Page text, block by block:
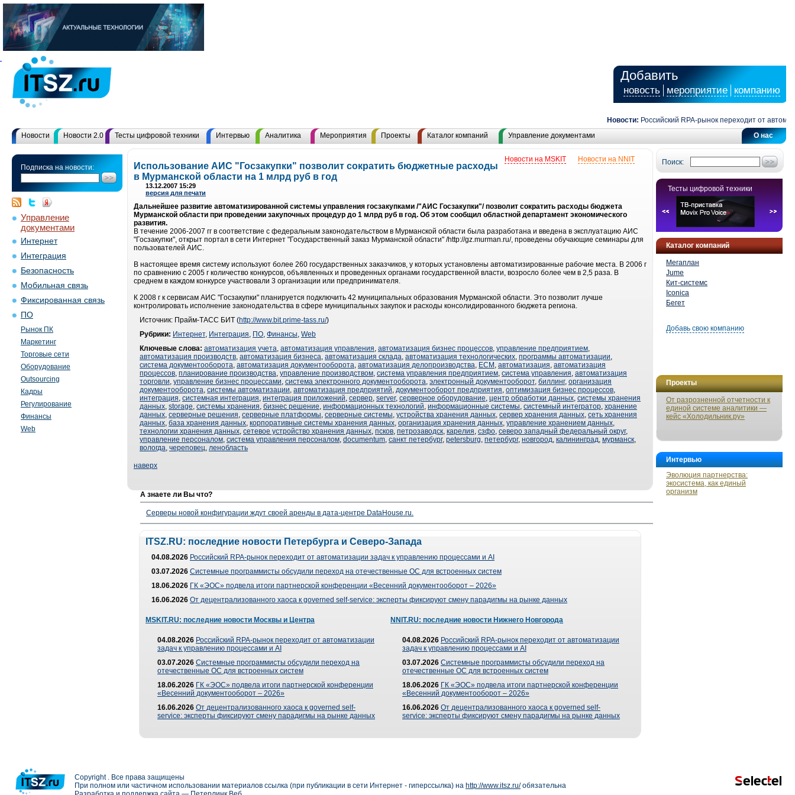
Добавить
новость мероприятие компанию
Новости: Российский RPA-рынок переходит от
О нас
Новости Новости 2.0 Тесты цифровой техники Интервью Аналитика Мероприятия Проекты Каталог компаний Управление документами
Подписка на новости:
Управление
документами
Интернет
Интеграция
Безопасность
Мобильная связь
Фиксированная связь
ПО
Рынок ПК
Маркетинг
Торговые сети
Оборудование
Outsourcing
Кадры
Регулирование
Финансы
Web
Поиск:
Тесты цифровой техники
Каталог компаний
Мегаплан
Jume
Кит-системс
Iconica
Бегет
Добавь свою компанию
Проекты
От разрозненной отчетности к
единой системе аналитики —
кейс «Холодильник.ру»
Интервью
Эволюция партнерства:
экосистема, как единый
организм
Новости на NNIT
Новости на MSKIT
Использование АИС "Госзакупки" позволит сократить бюджетные расходы
в Мурманской области на 1 млрд руб в год
13.12.2007 15:29
версия для печати
Дальнейшее развитие автоматизированной системы управления госзакупками /"АИС Госзакупки"/ позволит сократить расходы бюджета
Мурманской области при проведении закупочных процедур до 1 млрд руб в год. Об этом сообщил областной департамент экономического
развития.
В течение 2006-2007 гг в соответствие с федеральным законодательством в Мурманской области была разработана и введена в эксплуатацию АИС
"Госзакупки", открыт портал в сети Интернет "Государственный заказ Мурманской области" /http://gz.murman.ru/, проведены обучающие семинары для
пользователей АИС.
В настоящее время систему используют более 260 государственных заказчиков, у которых установлены автоматизированные рабочие места. В 2006 г
по сравнению с 2005 г количество конкурсов, объявленных и проведенных органами государственной власти, возросло более чем в 2,5 раза. В
среднем в каждом конкурсе участвовали 3 организации или предпринимателя.
К 2008 г к сервисам АИС "Госзакупки" планируется подключить 42 муниципальных образования Мурманской области. Это позволит лучше
контролировать исполнение законодательства в сфере муниципальных закупок и расходы консолидированного бюджета региона.
Источник: Прайм-ТАСС БИТ (http://www.bit.prime-tass.ru/)
Рубрики: Интернет, Интеграция, ПО, Финансы, Web
Ключевые слова: автоматизация учета, автоматизация управления, автоматизация бизнес процессов, управление предприятием,
автоматизация производств, автоматизация бизнеса, автоматизация склада, автоматизация технологических, программы автоматизации,
система документооборота, автоматизация документооборота, автоматизация делопроизводства, ECM , автоматизация, автоматизация
процессов, планирование производства, управление производством, система управления предприятием, система управления, автоматизация
торговли, управление бизнес процессами, система электронного документооборота, электронный документооборот, биллинг, организация
документооборота, системы автоматизации, автоматизация предприятий, документооборот предприятия, оптимизация бизнес процессов,
интеграция, системная интеграция, интеграция приложений, сервер, server, серверное оборудование, центр обработки данных, системы хранения
данных, storage, системы хранения, бизнес решение, информационных технологий, информационные системы, системный интегратор, хранение
данных, серверные решения, серверные платформы, серверные системы, устройства хранения данных, сервер хранения данных, сеть хранения
данных, база хранения данных, корпоративные системы хранения данных, организация хранения данных, управление хранением данных,
технологии хранения данных, сетевое устройство хранения данных, псков, петрозаводск, карелия, сзфо, северо западный федеральный округ,
управление персоналом, система управления персоналом, documentum, санкт петербург, petersburg, петербург, новгород, калининград, мурманск,
вологда, череповец, ленобласть
наверх
А знаете ли Вы что?
Серверы новой конфигурации ждут своей аренды в дата-центре DataHouse.ru.
ITSZ.RU: последние новости Петербурга и Северо-Запада
04.08.2026 Российский RPA-рынок переходит от автоматизации задач к управлению процессами и AI
03.07.2026 Системные программисты обсудили переход на отечественные ОС для встроенных систем
18.06.2026 ГК «ЭОС» подвела итоги партнерской конференции «Весенний документооборот – 2026»
16.06.2026 От децентрализованного хаоса к governed self-service: эксперты фиксируют смену парадигмы на рынке данных
MSKIT.RU: последние новости Москвы и Центра
04.08.2026 Российский RPA-рынок переходит от автоматизации
задач к управлению процессами и AI
03.07.2026 Системные программисты обсудили переход на
отечественные ОС для встроенных систем
18.06.2026 ГК «ЭОС» подвела итоги партнерской конференции
«Весенний документооборот – 2026»
16.06.2026 От децентрализованного хаоса к governed self-
service: эксперты фиксируют смену парадигмы на рынке данных
NNIT.RU: последние новости Нижнего Новгорода
04.08.2026 Российский RPA-рынок переходит от автоматизации
задач к управлению процессами и AI
03.07.2026 Системные программисты обсудили переход на
отечественные ОС для встроенных систем
18.06.2026 ГК «ЭОС» подвела итоги партнерской конференции
«Весенний документооборот – 2026»
16.06.2026 От децентрализованного хаоса к governed self-
service: эксперты фиксируют смену парадигмы на рынке данных
Copyright . Все права защищены
При полном или частичном использовании материалов ссылка (при публикации в сети Интернет - гиперссылка) на http://www.itsz.ru/обязательна